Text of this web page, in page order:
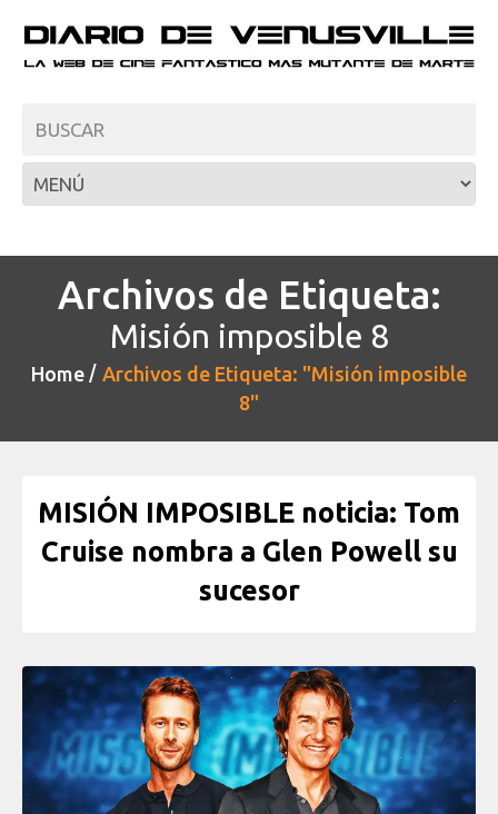
Archivos de Etiqueta:
Misión imposible 8
Home
Archivos de Etiqueta: "Misión imposible
8"
MISIÓN IMPOSIBLE noticia: Tom
Cruise nombra a Glen Powell su
sucesor